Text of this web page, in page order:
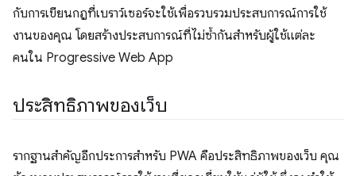
กับการเขียนกฎที่เบราว์เซอร์จะใช้เพื่อรวบรวมประสบการณ์การใช้
งานของคุณ โดยสร้างประสบการณ์ที่ไม่ซ้ำกันสำหรับผู้ใช้แต่ละ
คนใน Progressive Web App
ประสิทธิภาพของเว็บ
รากฐานสำคัญอีกประการสําหรับ PWA คือประสิทธิภาพของเว็บ คุณ